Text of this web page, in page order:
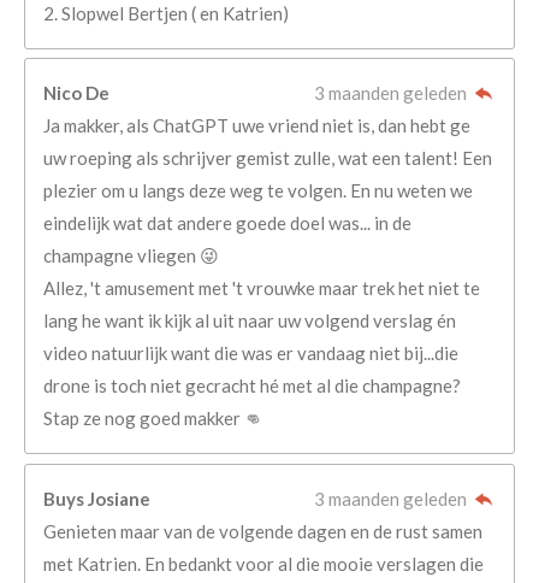
2. Slopwel Bertjen ( en Katrien)
Nico De
3 maanden geleden
Ja makker, als ChatGPT uwe vriend niet is, dan hebt ge
uw roeping als schrijver gemist zulle, wat een talent! Een
plezier om u langs deze weg te volgen. En nu weten we
eindelijk wat dat andere goede doel was... in de
champagne vliegen 😜
Allez, 't amusement met 't vrouwke maar trek het niet te
lang he want ik kijk al uit naar uw volgend verslag én
video natuurlijk want die was er vandaag niet bij...die
drone is toch niet gecracht hé met al die champagne?
Stap ze nog goed makker 👊
Buys Josiane
3 maanden geleden
Genieten maar van de volgende dagen en de rust samen
met Katrien. En bedankt voor al die mooie verslagen die